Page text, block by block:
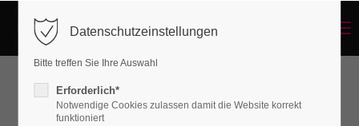
Login
Youtube Background
Datenschutzeinstellungen
Bitte treffen Sie Ihre Auswahl
Erforderlich*
Notwendige Cookies zulassen damit die Website korrekt
funktioniert